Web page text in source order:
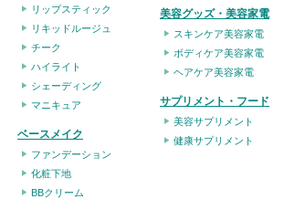
れ
ま
リップスティック
リキッドルージュ
チーク
ハイライト
シェーディング
マニキュア
ベースメイク
ファンデーション
化粧下地
BBクリーム
美容グッズ・美容家電
スキンケア美容家電
ボディケア美容家電
ヘアケア美容家電
サプリメント・フード
美容サプリメント
健康サプリメント